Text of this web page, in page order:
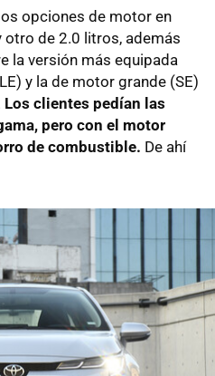
opciones de motor en
otro de 2.0 litros, además
la versión más equipada
y la de motor grande (SE)
Los clientes pedían las
pero con el motor
de combustible. De ahí